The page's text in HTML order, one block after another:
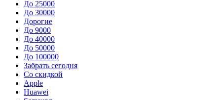
До 25000
До 30000
Дорогие
До 9000
До 40000
До 50000
До 100000
Забрать сегодня
Со скидкой
Apple
Huawei